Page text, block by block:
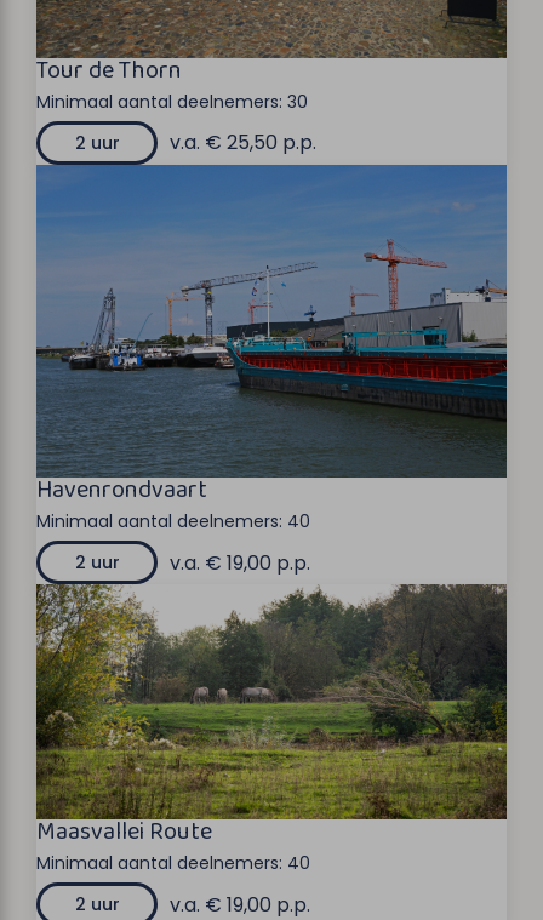
Tour de Thorn
Minimaal aantal deelnemers: 30
2 uur
v.a. € 25,50 p.p.
Havenrondvaart
Minimaal aantal deelnemers: 40
2 uur
v.a. € 19,00 p.p.
Maasvallei Route
Minimaal aantal deelnemers: 40
2 uur
v.a. € 19,00 p.p.